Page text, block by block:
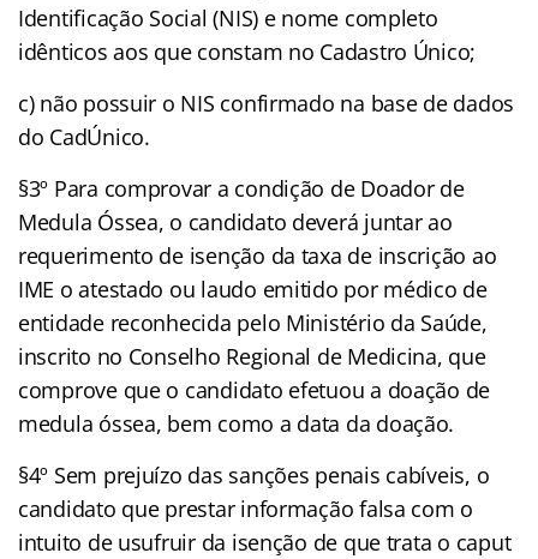
Identificação Social (NIS) e nome completo
idênticos aos que constam no Cadastro Único;
c) não possuir o NIS confirmado na base de dados
do CadÚnico.
§3º Para comprovar a condição de Doador de
Medula Óssea, o candidato deverá juntar ao
requerimento de isenção da taxa de inscrição ao
IME o atestado ou laudo emitido por médico de
entidade reconhecida pelo Ministério da Saúde,
inscrito no Conselho Regional de Medicina, que
comprove que o candidato efetuou a doação de
medula óssea, bem como a data da doação.
§4º Sem prejuízo das sanções penais cabíveis, o
candidato que prestar informação falsa com o
intuito de usufruir da isenção de que trata o caput